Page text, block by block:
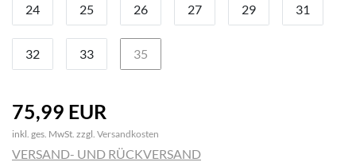
24 25 26 27 29 31
32 33 35
75,99 EUR
inkl. ges. MwSt. zzgl. Versandkosten
VERSAND- UND RÜCKVERSAND